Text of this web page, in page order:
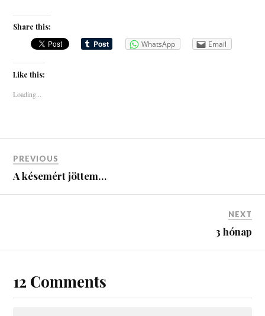
Share this:
WhatsApp Email
Like this:
Loading...
PREVIOUS
A késemért jöttem…
NEXT
3 hónap
12 Comments